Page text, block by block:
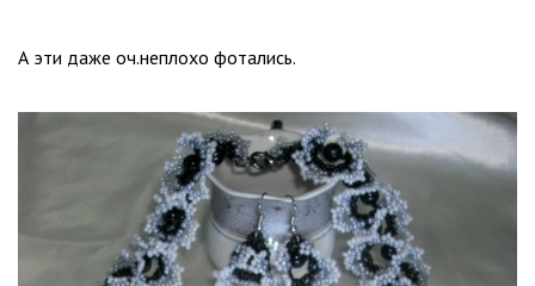
А эти даже оч.неплохо фотались.